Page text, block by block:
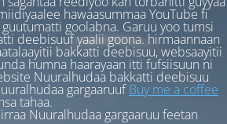
hawaasummaa YouTube fi
goolabna. Garuu yoo tumsi
deebisuuf yaalii goona. hirmaannaan
bakkatti deebisuu, websaayitii
humna haarayaan itti fufsiisuun ni
Nuuralhudaa bakkatti deebisuu
gargaaruufBuy me a coffee
tahaa.
Nuuralhudaa gargaaruu feetan